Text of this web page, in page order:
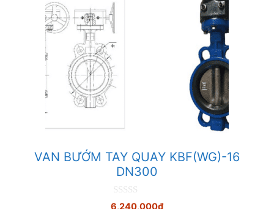
VAN BƯỚM TAY QUAY KBF(WG)-16
DN300
0
6,240,000₫